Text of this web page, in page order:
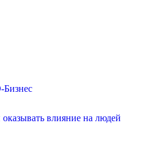
Бизнес
влияние на людей